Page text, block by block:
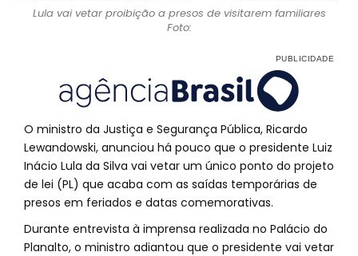
Lula vai vetar proibição a presos de visitarem familiares
Foto:
O ministro da Justiça e Segurança Pública, Ricardo
Lewandowski, anunciou há pouco que o presidente Luiz
Inácio Lula da Silva vai vetar um único ponto do projeto
de lei (PL) que acaba com as saídas temporárias de
presos em feriados e datas comemorativas.
Durante entrevista à imprensa realizada no Palácio do
Planalto, o ministro adiantou que o presidente vai vetar